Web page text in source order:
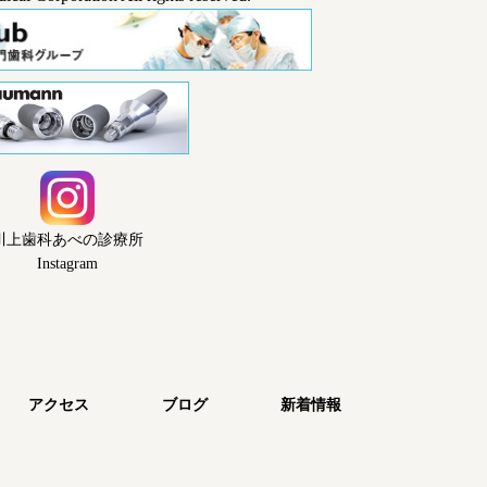
上歯科あべの診療所
Instagram
アクセス ブログ 新着情報